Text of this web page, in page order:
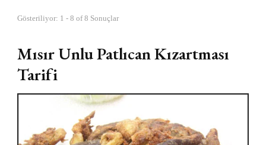
Gösteriliyor: 1 - 8 of 8 Sonuçlar
Mısır Unlu Patlıcan Kızartması
Tarifi